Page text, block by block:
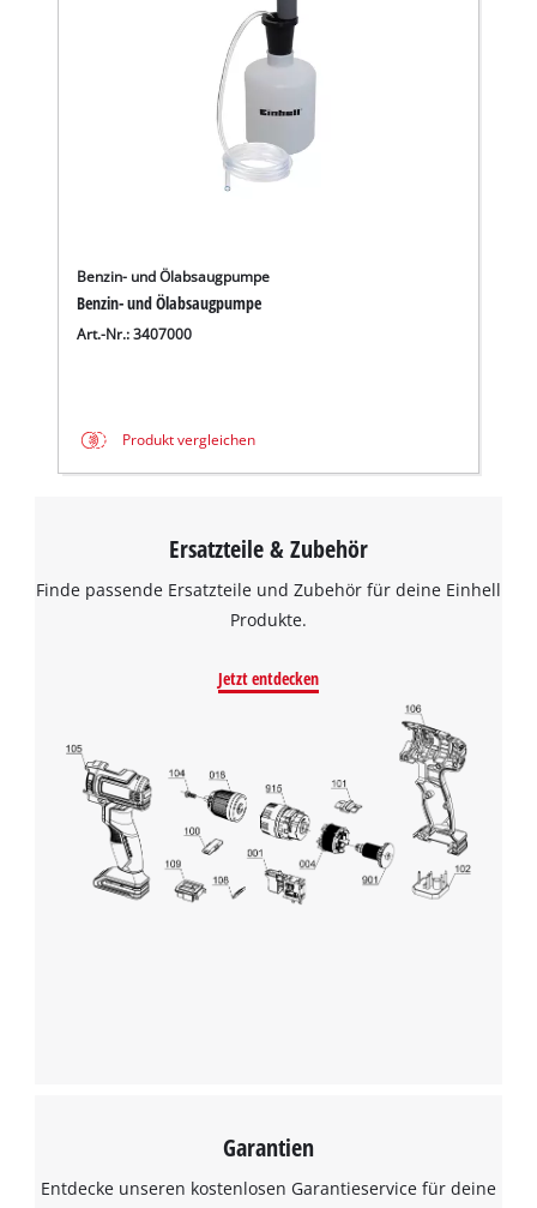
Management Platform
Benzin- und Ölabsaugpumpe
Benzin- und Ölabsaugpumpe
Art.-Nr.: 3407000
Produkt vergleichen
Ersatzteile & Zubehör
Finde passende Ersatzteile und Zubehör für deine Einhell
Produkte.
Jetzt entdecken
Garantien
Entdecke unseren kostenlosen Garantieservice für deine